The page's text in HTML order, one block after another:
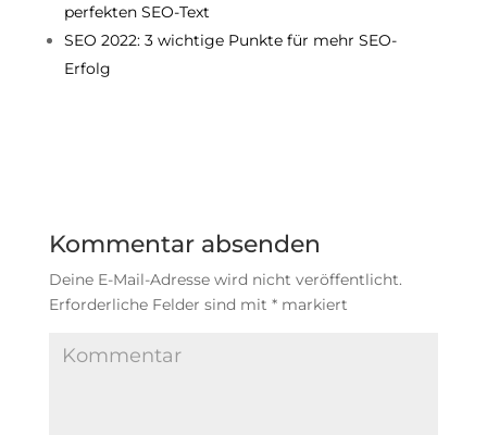
perfekten SEO-Text
SEO 2022: 3 wichtige Punkte für mehr SEO-
Erfolg
Kommentar absenden
Deine E-Mail-Adresse wird nicht veröffentlicht.
Erforderliche Felder sind mit *markiert